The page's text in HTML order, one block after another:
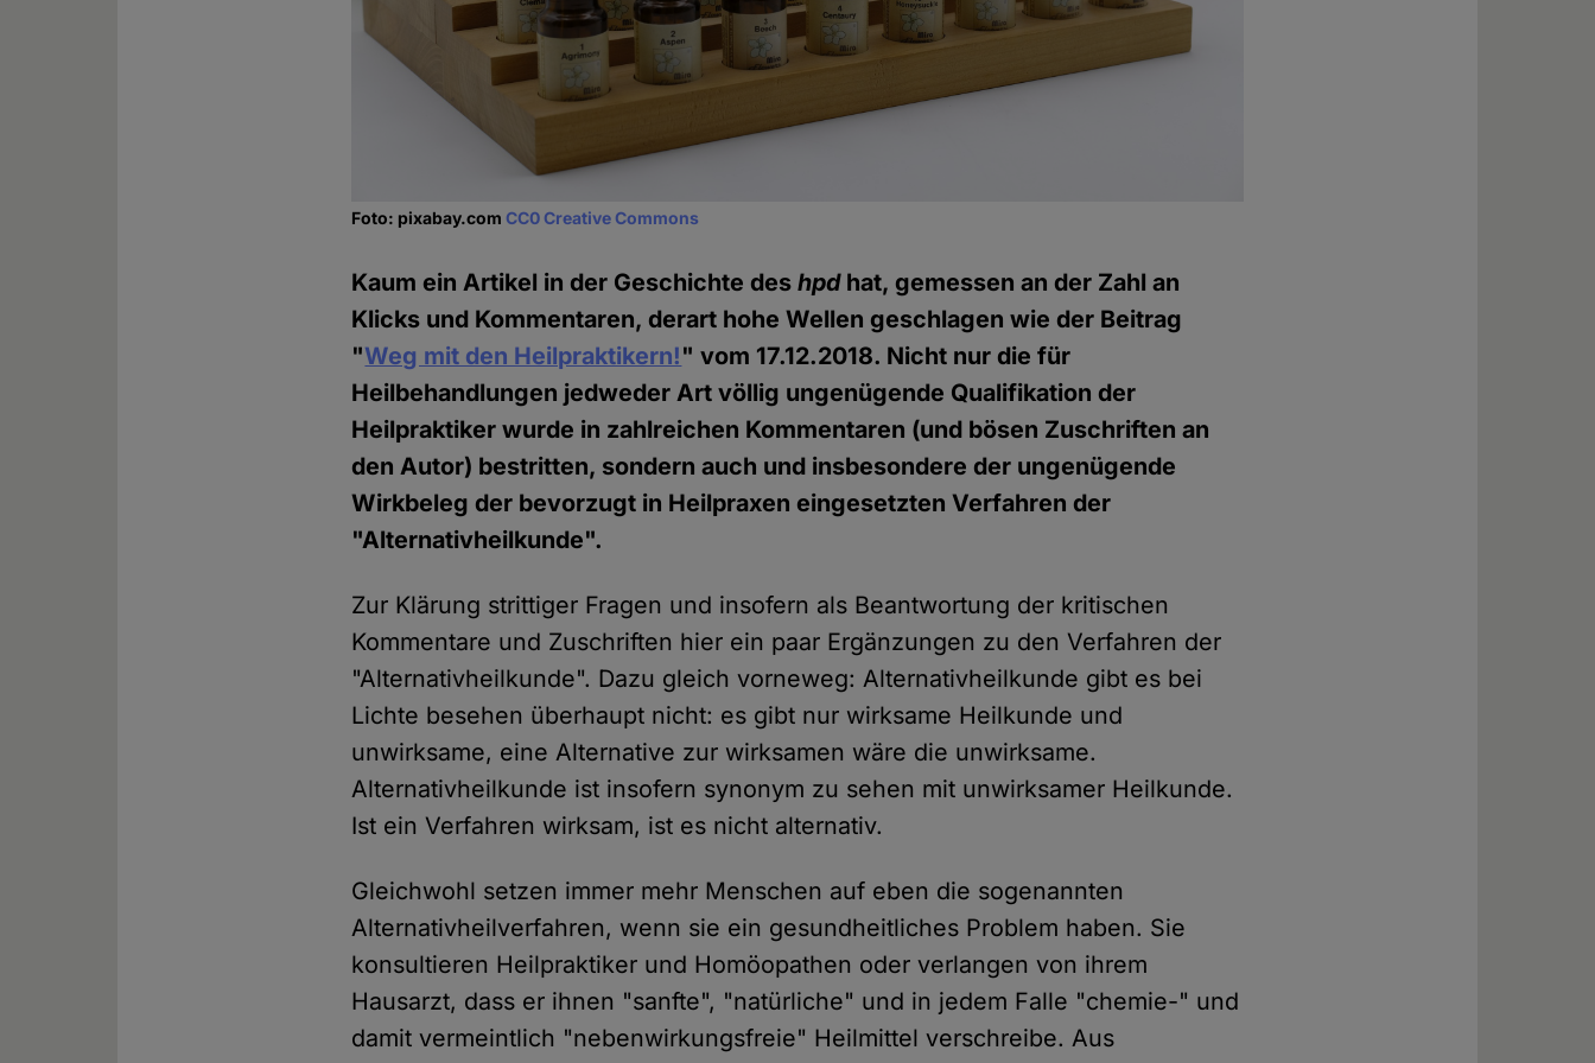
Foto: pixabay.comCC0 Creative Commons
Kaum ein Artikel in der Geschichte deshpdhat, gemessen an der Zahl an
Klicks und Kommentaren, derart hohe Wellen geschlagen wie der Beitrag
"Weg mit den Heilpraktikern!" vom 17.12.2018. Nicht nur die für
Heilbehandlungen jedweder Art völlig ungenügende Qualifikation der
Heilpraktiker wurde in zahlreichen Kommentaren (und bösen Zuschriften an
den Autor) bestritten, sondern auch und insbesondere der ungenügende
Wirkbeleg der bevorzugt in Heilpraxen eingesetzten Verfahren der
"Alternativheilkunde".
Zur Klärung strittiger Fragen und insofern als Beantwortung der kritischen
Kommentare und Zuschriften hier ein paar Ergänzungen zu den Verfahren der
"Alternativheilkunde". Dazu gleich vorneweg: Alternativheilkunde gibt es bei
Lichte besehen überhaupt nicht: es gibt nur wirksame Heilkunde und
unwirksame, eine Alternative zur wirksamen wäre die unwirksame.
Alternativheilkunde ist insofern synonym zu sehen mit unwirksamer Heilkunde.
Ist ein Verfahren wirksam, ist es nicht alternativ.
Gleichwohl setzen immer mehr Menschen auf eben die sogenannten
Alternativheilverfahren, wenn sie ein gesundheitliches Problem haben. Sie
konsultieren Heilpraktiker und Homöopathen oder verlangen von ihrem
Hausarzt, dass er ihnen "sanfte", "natürliche" und in jedem Falle "chemie-" und
damit vermeintlich "nebenwirkungsfreie" Heilmittel verschreibe. Aus